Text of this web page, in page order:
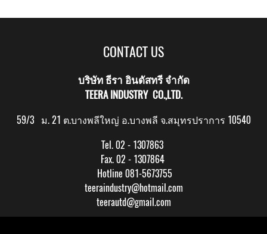
CONTACT US
บริษัท ธีรา อินดัสทรี จำกัด
TEERA INDUSTRY CO.,LTD.
59/3 ม. 21 ต.บางพลีใหญ่ อ.บางพลี จ.สมุทรปราการ 10540
Tel. 02 - 1307863
Fax. 02 - 1307864
Hotline 081-5673755
teeraindustry@hotmail.com
teerautd@gmail.com